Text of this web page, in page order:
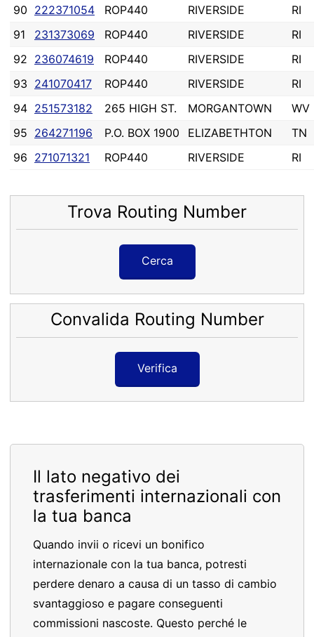
90 222371054 ROP440 RIVERSIDE
RI
91
231373069 ROP440 RIVERSIDE
RI
92 236074619 ROP440 RIVERSIDE
RI
93 241070417 ROP440 RIVERSIDE
RI
94 251573182 265 HIGH ST. MORGANTOWN
WV
95 264271196 P.O. BOX 1900 ELIZABETHTON
TN
96 271071321 ROP440 RIVERSIDE RI
Trova Routing Number
Cerca
Convalida Routing Number
Verifica
Il lato negativo dei
trasferimenti internazionali con
la tua banca
Quando invii o ricevi un bonifico
internazionale con la tua banca, potresti
perdere denaro a causa di un tasso di cambio
svantaggioso e pagare conseguenti
commissioni nascoste. Questo perché le